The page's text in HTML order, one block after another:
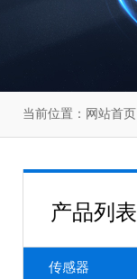
当前位置： 网站首页
产品列表
传感器